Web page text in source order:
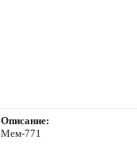
Описание:
Мем-771